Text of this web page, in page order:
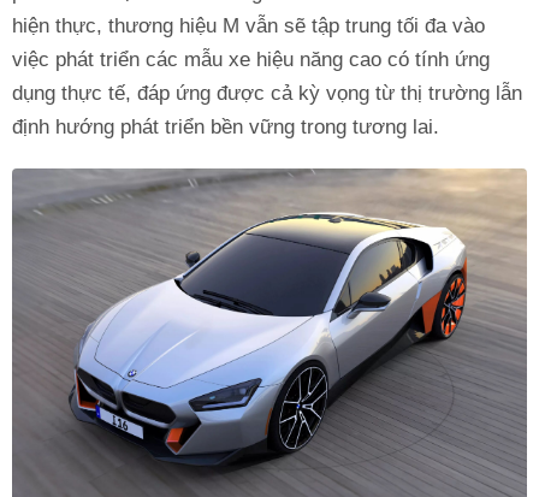
hiện thực, thương hiệu M vẫn sẽ tập trung tối đa vào
việc phát triển các mẫu xe hiệu năng cao có tính ứng
dụng thực tế, đáp ứng được cả kỳ vọng từ thị trường lẫn
định hướng phát triển bền vững trong tương lai.